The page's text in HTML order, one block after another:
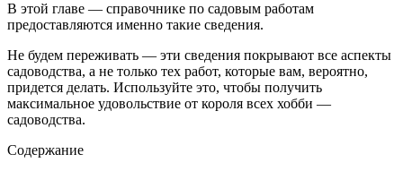
В этой главе — справочнике по садовым работам
предоставляются именно такие сведения.
Не будем переживать — эти сведения покрывают все аспекты
садоводства, а не только тех работ, которые вам, вероятно,
придется делать. Используйте это, чтобы получить
максимальное удовольствие от короля всех хобби —
садоводства.
Содержание